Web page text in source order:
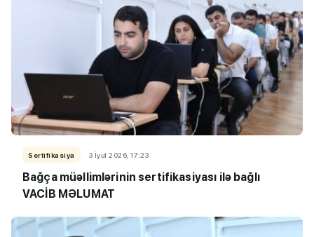
Sertifikasiya 3 İyul 2026, 17:23
Bağça müəllimlərinin sertifikasiyası ilə bağlı
VACİB MƏLUMAT